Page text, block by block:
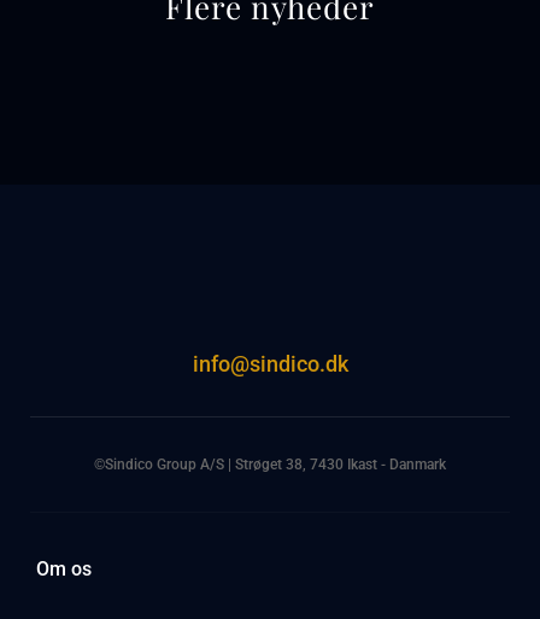
info@sindico.dk
©Sindico Group A/S | Strøget 38, 7430 Ikast - Danmark
Om os